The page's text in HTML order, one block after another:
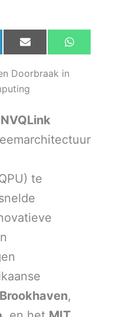
Share
on
E
m
i
l
Share
on
W
h
Doorbraak in
NVQLink
te
Brookhaven,